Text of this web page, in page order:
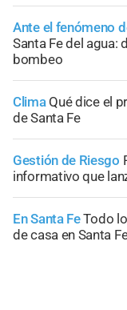
Ante el fenómeno
Santa Fe del agua:
bombeo
Clima Qué dice el
de Santa Fe
Gestión de Riesgo
informativo que
En Santa FeTodo
de casa en Santa